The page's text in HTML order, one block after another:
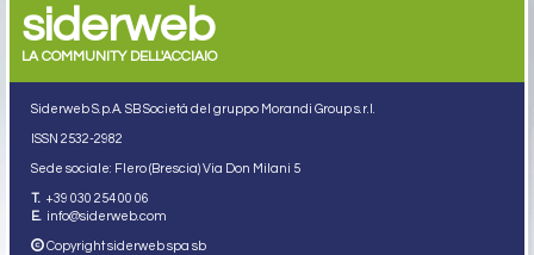
siderweb
LA COMMUNITY DELL'ACCIAIO
Siderweb S.p.A. SB Società del gruppo Morandi Group s.r.l.
ISSN 2532-2982
Sede sociale: Flero (Brescia) Via Don Milani 5
T. +39 030 254 00 06
E. info@siderweb.com
Copyright siderweb spa sb